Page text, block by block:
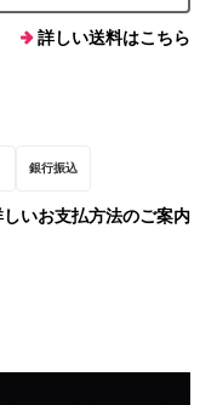
詳しい送料はこちら
銀行振込
しいお支払方法のご案内